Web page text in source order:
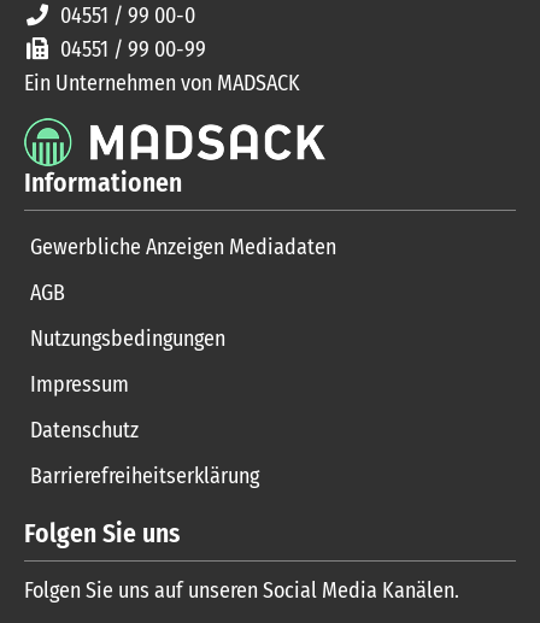
04551 / 99 00-0
04551 / 99 00-99
Ein Unternehmen von MADSACK
Informationen
Gewerbliche Anzeigen Mediadaten
AGB
Nutzungsbedingungen
Impressum
Datenschutz
Barrierefreiheitserklärung
Folgen Sie uns
Folgen Sie uns auf unseren Social Media Kanälen.